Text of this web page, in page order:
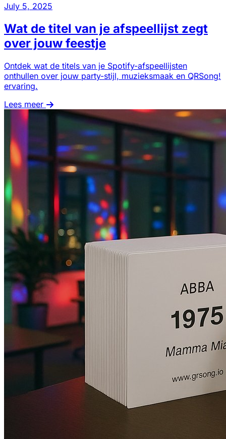
July 5, 2025
Wat de titel van je afspeellijst zegt
over jouw feestje
Ontdek wat de titels van je Spotify-afspeellijsten
onthullen over jouw party-stijl, muzieksmaak en QRSong!
ervaring.
Lees meer